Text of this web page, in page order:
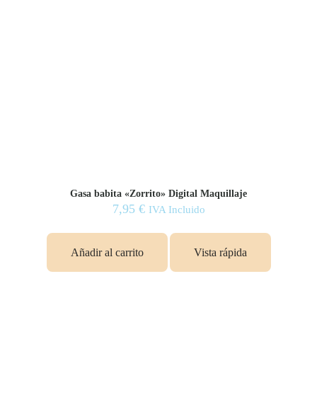
Gasa babita «Zorrito» Digital Maquillaje
7,95 € IVA Incluido
Añadir al carrito Vista rápida